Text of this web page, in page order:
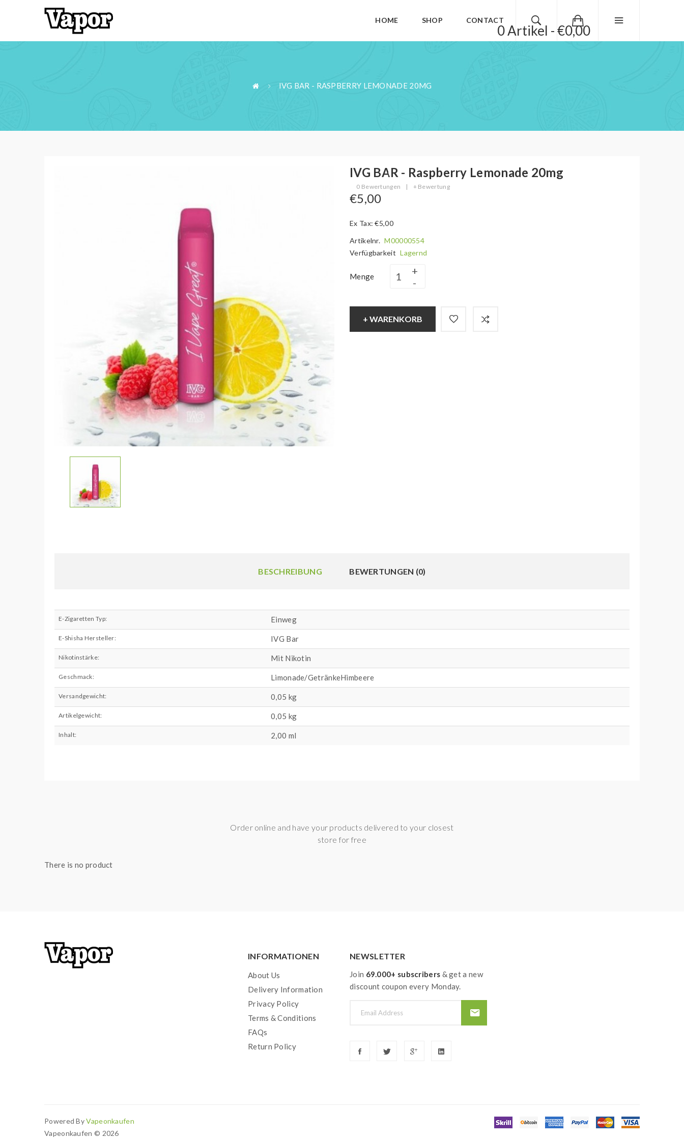
0 Artikel - €0,00
HOME SHOP CONTACT
IVG BAR - RASPBERRY LEMONADE 20MG
IVG BAR - Raspberry Lemonade 20mg
0 Bewertungen | + Bewertung
€5,00
Ex Tax: €5,00
Artikelnr. M00000554
Verfügbarkeit Lagernd
Menge
+ WARENKORB
BESCHREIBUNG BEWERTUNGEN (0)
E-Zigaretten Typ: Einweg
E-Shisha Hersteller: IVG Bar
Nikotinstärke: Mit Nikotin
Geschmack: Limonade/GetränkeHimbeere
Versandgewicht: 0,05 kg
Artikelgewicht: 0,05 kg
Inhalt: 2,00 ml
Order online and have your products delivered to your closest
store for free
There is no product
INFORMATIONEN
About Us
Delivery Information
Privacy Policy
Terms & Conditions
FAQs
Return Policy
NEWSLETTER
Join 69.000+ subscribers & get a new
discount coupon every Monday.
Powered ByVapeonkaufen
Vapeonkaufen © 2026